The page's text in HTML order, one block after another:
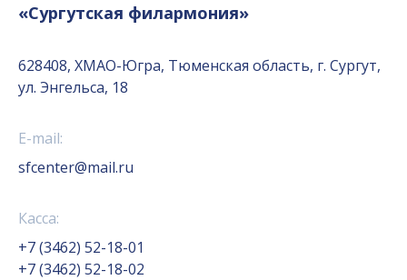
«Сургутская филармония»
628408, ХМАО-Югра, Тюменская область, г. Сургут,
ул. Энгельса, 18
E-mail:
sfcenter@mail.ru
Касса:
+7 (3462) 52-18-01
+7 (3462) 52-18-02